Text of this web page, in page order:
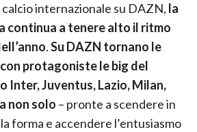
internazionale su DAZN, la
continua a tenere alto il ritmo
.Su DAZN tornano le
protagoniste le big del
Inter, Juventus, Lazio, Milan,
non solo – pronte a scendere in
forma e accendere l’entusiasmo